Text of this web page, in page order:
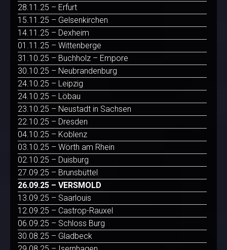
28.11.25 – Erfurt
15.11.25 – Gelsenkirchen
14.11.25 – Dexheim
01.11.25 – Wittenberge
31.10.25 – Buchholz – Empore
30.10.25 – Neubrandenburg
24.10.25 – Leipzig
24.10.25 – Löbau
23.10.25 – Neustadt in Sachsen
22.10.25 – Dresden
04.10.25 – Koblenz
03.10.25 – Wörth am Rhein
02.10.25 – Duisburg
27.09.25 – Brunsbüttel
26.09.25 – VERSMOLD
13.09.25 – Saarlouis
12.09.25 – Castrop-Rauxel
06.09.25 – Schloss Burg
30.08.25 – Gladbeck